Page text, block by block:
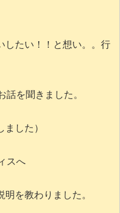
たい！！と想い。。行
を聞きました。
した）
スへ
を教わりました。